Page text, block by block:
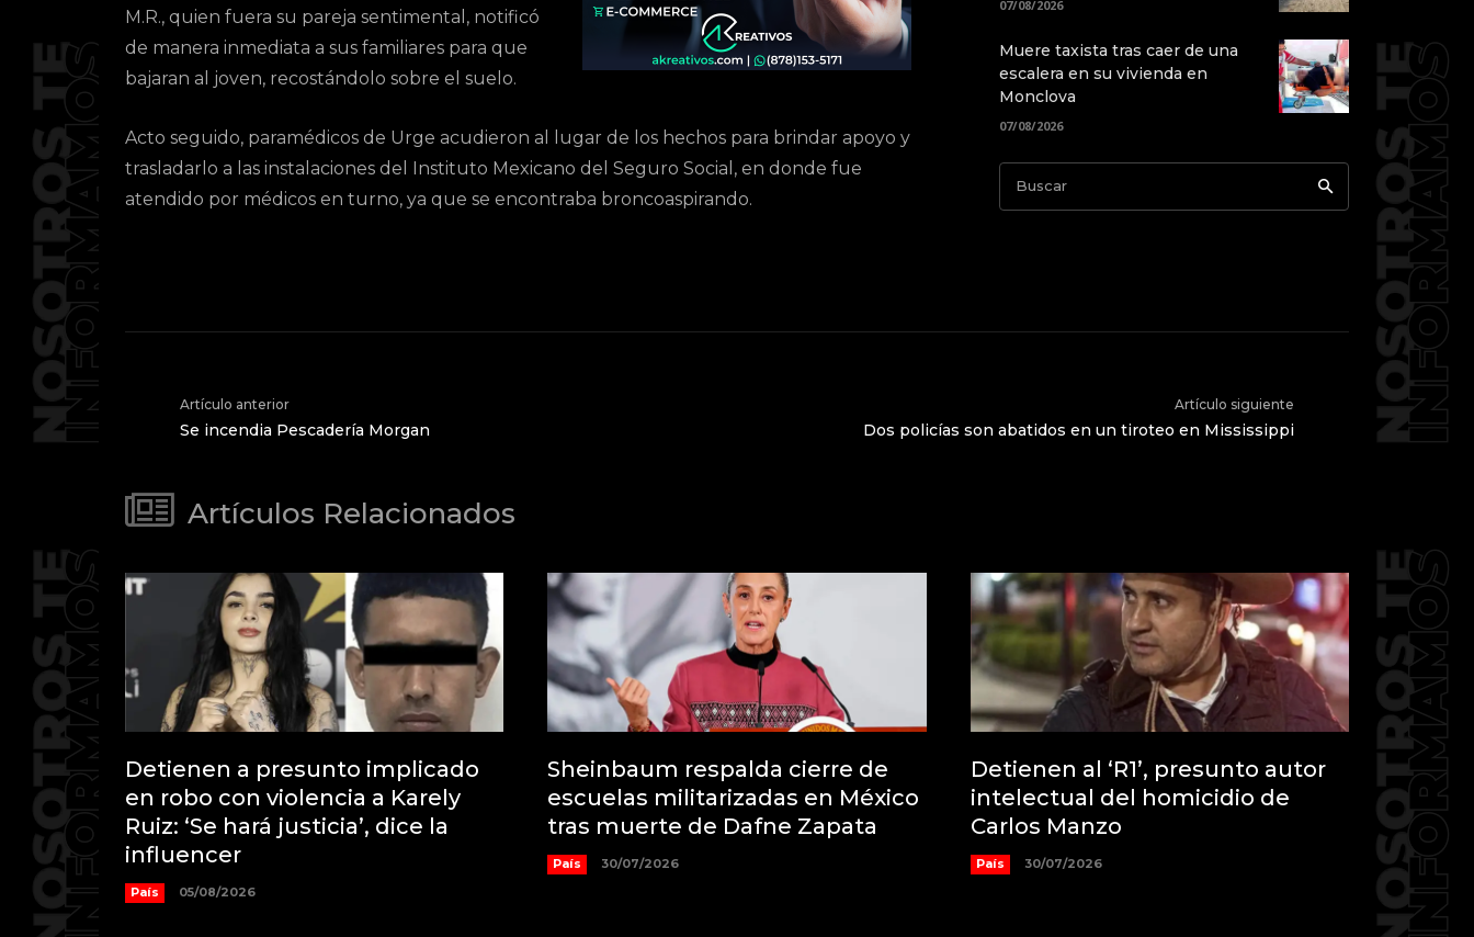
M.R., quien fuera su pareja sentimental, notificó
de manera inmediata a sus familiares para que
bajaran al joven, recostándolo sobre el suelo.
Acto seguido, paramédicos de Urge acudieron al lugar de los hechos para brindar apoyo y
trasladarlo a las instalaciones del Instituto Mexicano del Seguro Social, en donde fue
atendido por médicos en turno, ya que se encontraba broncoaspirando.
07/08/2026
Muere taxista tras caer de una
escalera en su vivienda en
Monclova
07/08/2026
Buscar
Artículo anterior
Se incendia Pescadería Morgan
Artículo siguiente
Dos policías son abatidos en un tiroteo en Mississippi
Artículos Relacionados
Detienen a presunto implicado
en robo con violencia a Karely
Ruiz: ‘Se hará justicia’, dice la
influencer
País 05/08/2026
Sheinbaum respalda cierre de
escuelas militarizadas en México
tras muerte de Dafne Zapata
País 30/07/2026
Detienen al ‘R1’, presunto autor
intelectual del homicidio de
Carlos Manzo
País 30/07/2026